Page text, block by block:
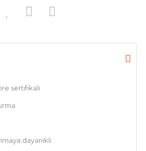
sertifikalı
dayanıklı